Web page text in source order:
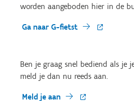
worden aangeboden hier in de
Ga naar G-fietst
Ben je graag snel bediend als je
meld je dan nu reeds aan.
Meld je aan